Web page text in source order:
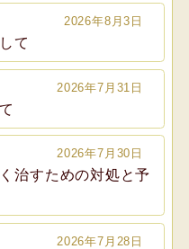
2026年8月3日
て
2026年7月31日
2026年7月30日
治すための対処と予
2026年7月28日